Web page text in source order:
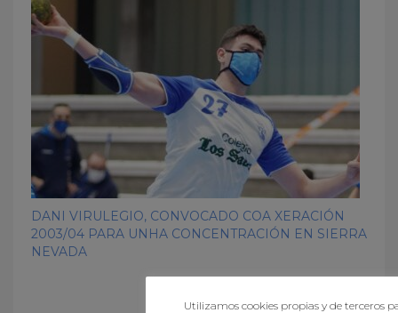
DANI VIRULEGIO, CONVOCADO COA XERACIÓN
2003/04 PARA UNHA CONCENTRACIÓN EN SIERRA
NEVADA
Utilizamos cookies propias y de terceros